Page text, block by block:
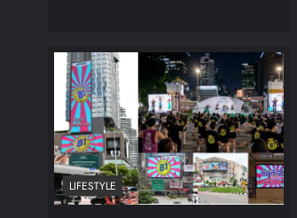
LIFESTYLE